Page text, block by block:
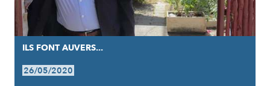
ILS FONT AUVERS...
26/05/2020